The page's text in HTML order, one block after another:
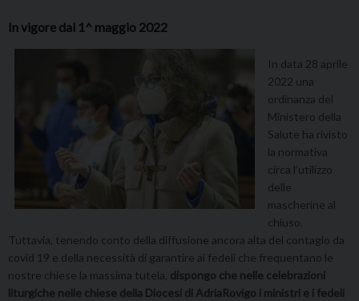
In vigore dal 1^ maggio 2022
In data 28 aprile
2022 una
ordinanza del
Ministero della
Salute ha rivisto
la normativa
circa l’utilizzo
delle
mascherine al
chiuso.
Tuttavia, tenendo conto della diffusione ancora alta del contagio da
covid 19 e della necessità di garantire ai fedeli che frequentano le
nostre chiese la massima tutela, dispongo che nelle celebrazioni
liturgiche nelle chiese della Diocesi di Adria­Rovigo i ministri e i fedeli